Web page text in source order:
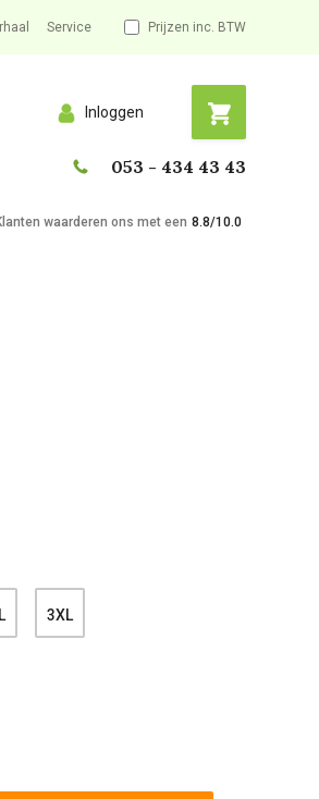
Service Prijzen inc. BTW
Inloggen
053 - 434 43 43
waarderen ons met een 8.8/10.0
3XL